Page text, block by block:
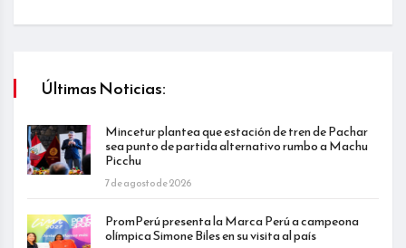
Últimas Noticias:
Mincetur plantea que estación de tren de Pachar
sea punto de partida alternativo rumbo a Machu
Picchu
7 de agosto de 2026
PromPerú presenta la Marca Perú a campeona
olímpica Simone Biles en su visita al país